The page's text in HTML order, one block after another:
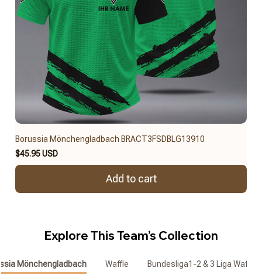
Borussia Mönchengladbach BRACT3FSDBLG13910
$45.95 USD
Add to cart
Explore This Team’s Collection
Mönchengladbach Waffle Bundesliga1-2 & 3 Liga Waffle